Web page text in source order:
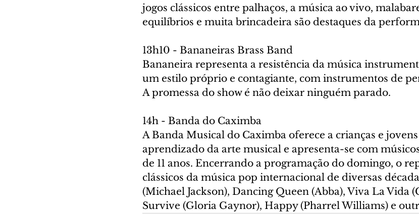
jogos clássicos entre palhaços, a música ao vivo,
equilíbrios e muita brincadeira são destaques da
13h10 - Bananeiras Brass Band
Bananeira representa a resistência da música
um estilo próprio e contagiante, com instrumentos de
A promessa do show é não deixar ninguém parado.
14h - Banda do Caximba
A Banda Musical do Caximba oferece a crianças e
aprendizado da arte musical e apresenta-se com
de 11 anos. Encerrando a programação do domingo, o
clássicos da música pop internacional de diversas
(Michael Jackson), Dancing Queen (Abba), Viva La Vida
Survive (Gloria Gaynor), Happy (Pharrel Williams) e